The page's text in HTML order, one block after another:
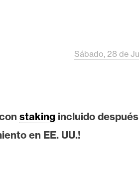
Sábado, 28 de
staking incluido
en EE. UU.!